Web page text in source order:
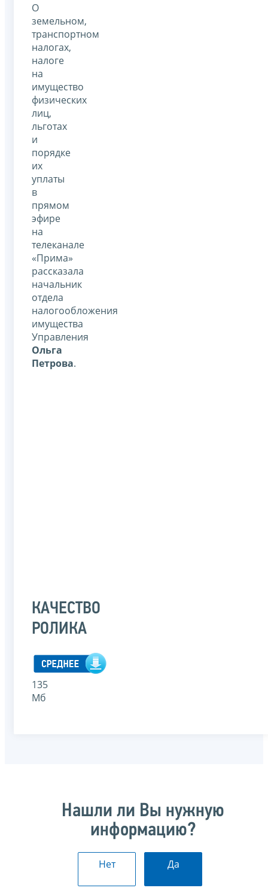
О
земельном,
транспортном
налогах,
налоге
на
имущество
физических
лиц,
льготах
и
порядке
их
уплаты
в
прямом
эфире
на
телеканале
«Прима»
рассказала
начальник
отдела
налогообложения
имущества
Управления
Ольга
Петрова.
КАЧЕСТВО
РОЛИКА
135
Мб
Нашли ли Вы нужную
информацию?
Нет Да